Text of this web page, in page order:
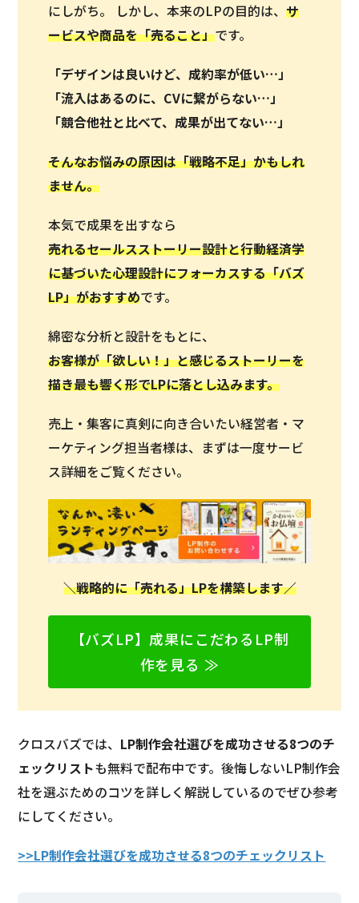
にしがち。 しかし、本来のLPの目的は、サ
ービスや商品を「売ること」です。
「デザインは良いけど、成約率が低い…」
「流入はあるのに、CVに繋がらない…」
「競合他社と比べて、成果が出てない…」
そんなお悩みの原因は「戦略不足」かもしれ
ません。
本気で成果を出すなら
売れるセールスストーリー設計と行動経済学
に基づいた心理設計にフォーカスする「バズ
LP」がおすすめです。
綿密な分析と設計をもとに、
お客様が「欲しい！」と感じるストーリーを
描き最も響く形でLPに落とし込みます。
売上・集客に真剣に向き合いたい経営者・マ
ーケティング担当者様は、まずは一度サービ
ス詳細をご覧ください。
＼戦略的に「売れる」LPを構築します／
【バズLP】成果にこだわるLP制
作を見る ≫
クロスバズでは、 LP制作会社選びを成功させる8つのチ
ェックリストも無料で配布中です。後悔しないLP制作会
社を選ぶためのコツを詳しく解説しているのでぜひ参考
にしてください。
>>LP制作会社選びを成功させる8つのチェックリスト